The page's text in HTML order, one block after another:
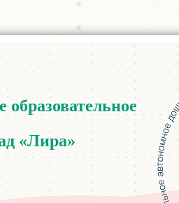
образовательное
«Лира»